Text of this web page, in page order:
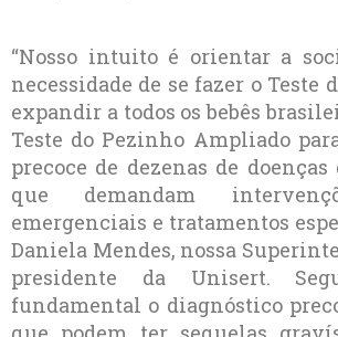
“Nosso intuito é orientar a
necessidade de se fazer o Teste
expandir a todos os bebês
Teste do Pezinho Ampliado
precoce de dezenas de doenças
que demandam
emergenciais e tratamentos
Daniela Mendes, nossa
presidente da Unisert.
fundamental o diagnóstico